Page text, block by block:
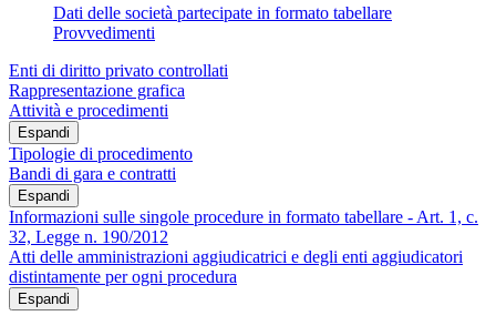
Dati delle società partecipate in formato tabellare
Provvedimenti
Enti di diritto privato controllati
Rappresentazione grafica
Attività e procedimenti
Espandi
Tipologie di procedimento
Bandi di gara e contratti
Espandi
Informazioni sulle singole procedure in formato tabellare - Art. 1, c.
32, Legge n. 190/2012
Atti delle amministrazioni aggiudicatrici e degli enti aggiudicatori
distintamente per ogni procedura
Espandi